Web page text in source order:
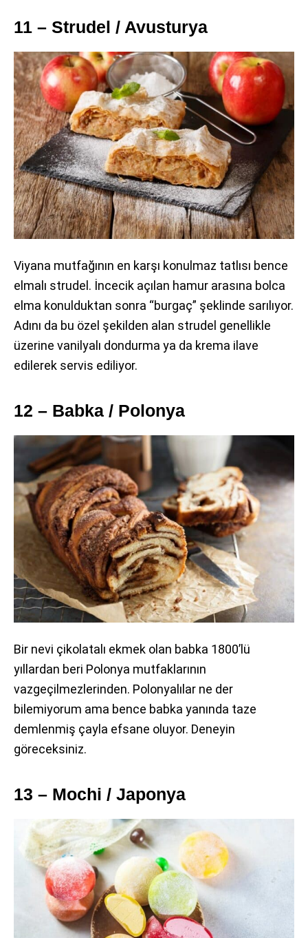
11 – Strudel / Avusturya
Viyana mutfağının en karşı konulmaz tatlısı bence
elmalı strudel. İncecik açılan hamur arasına bolca
elma konulduktan sonra “burgaç” şeklinde sarılıyor.
Adını da bu özel şekilden alan strudel genellikle
üzerine vanilyalı dondurma ya da krema ilave
edilerek servis ediliyor.
12 – Babka / Polonya
Bir nevi çikolatalı ekmek olan babka 1800’lü
yıllardan beri Polonya mutfaklarının
vazgeçilmezlerinden. Polonyalılar ne der
bilemiyorum ama bence babka yanında taze
demlenmiş çayla efsane oluyor. Deneyin
göreceksiniz.
13 – Mochi / Japonya